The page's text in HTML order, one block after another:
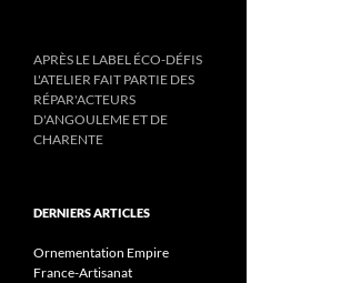
APRÈS LE LABEL ÉCO-DÉFIS
L'ATELIER FAIT PARTIE DES
RÉPAR'ACTEURS
D'ANGOULEME ET DE
CHARENTE
DERNIERS ARTICLES
Ornementation Empire
France-Artisanat